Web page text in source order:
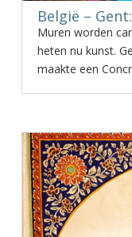
België –
Muren worden
heten nu kunst.
maakte een